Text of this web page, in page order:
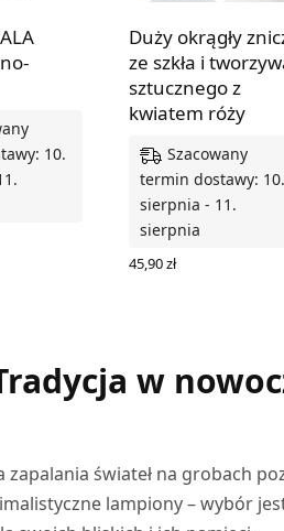
10.
Duży okrągły
ze szkła i
sztucznego z
kwiatem róży
Szacowany
termin dostawy: 10.
sierpnia - 11.
sierpnia
45,90zł
w
zapalania świateł na grobach
lampiony – wybór